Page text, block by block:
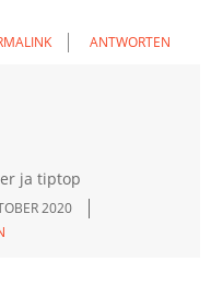
ANTWORTEN
ja tiptop
2020